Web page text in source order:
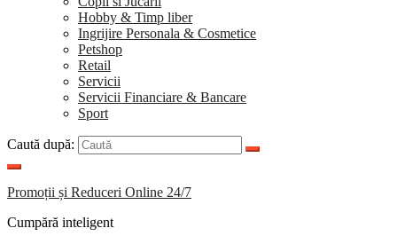
Hobby & Timp liber
Ingrijire Personala & Cosmetice
Petshop
Retail
Servicii
Servicii Financiare & Bancare
Sport
Caută după:
Promoții și Reduceri Online 24/7
Cumpără inteligent